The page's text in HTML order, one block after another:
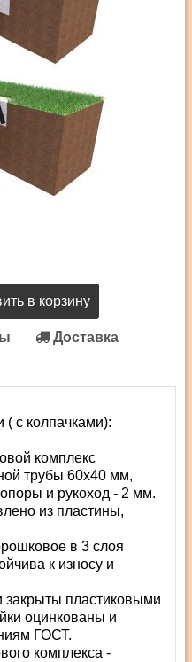
в корзину
Доставка
( с колпачками):
комплекс
трубы 60х40 мм,
и рукоход - 2 мм.
из пластины,
в 3 слоя
к износу и
закрыты пластиковыми
оцинкованы и
ГОСТ.
комплекса -